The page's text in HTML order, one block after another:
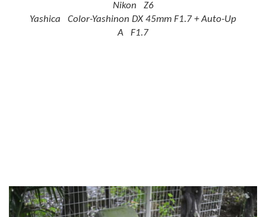
Nikon Z6
Yashica Color-Yashinon DX 45mm F1.7 + Auto-Up
A F1.7